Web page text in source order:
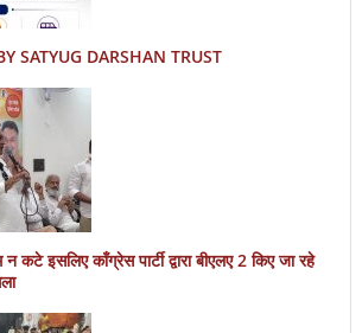
SATYUG DARSHAN TRUST
कटे इसलिए काँग्रेस पार्टी द्वारा बीएलए 2 किए जा रहे